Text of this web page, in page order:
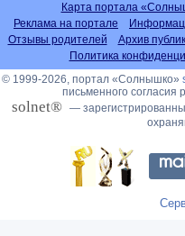
Карта портала
Реклама на портале
Отзывы родителей
Архив
Политика
© 1999-2026, портал «Солнышко»
письменного согласия
solnet® —